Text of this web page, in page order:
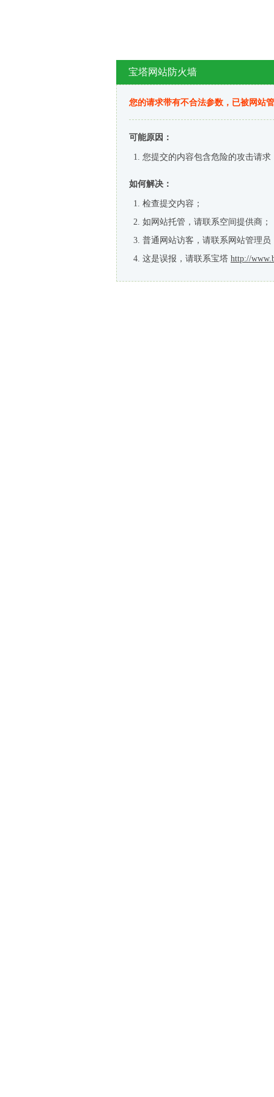
宝塔网站防火墙
您的请求带有不合法参数，已被网站
可能原因：
您提交的内容包含危险的攻击请求
如何解决：
检查提交内容；
如网站托管，请联系空间提供商；
普通网站访客，请联系网站管理员
这是误报，请联系宝塔 http://